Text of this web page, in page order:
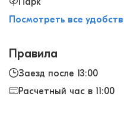
Посмотреть все
Правила
Заезд после 13:00
Расчетный час в 11:00